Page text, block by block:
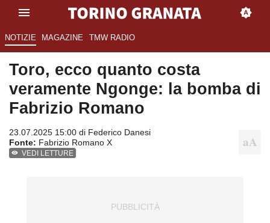
NOTIZIE MAGAZINE TMW RADIO
Toro, ecco quanto costa
veramente Ngonge: la bomba di
Fabrizio Romano
23.07.2025 15:00 di Federico Danesi
Fonte: Fabrizio Romano X
VEDI LETTURE